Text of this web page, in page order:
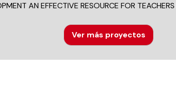
AN EFFECTIVE RESOURCE FOR
Ver más proyectos